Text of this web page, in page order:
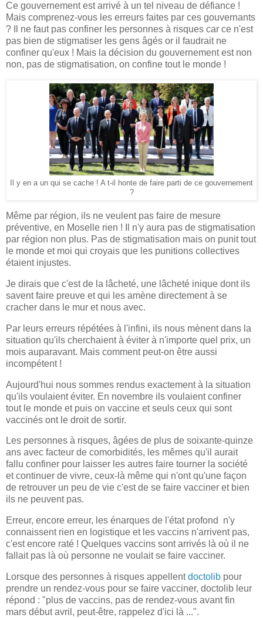
Ce gouvernement est arrivé à un tel niveau de défiance !
Mais comprenez-vous les erreurs faites par ces gouvernants
? Il ne faut pas confiner les personnes à risques car ce n'est
pas bien de stigmatiser les gens âgés or il faudrait ne
confiner qu'eux ! Mais la décision du gouvernement est non
non, pas de stigmatisation, on confine tout le monde !
Il y en a un qui se cache ! A t-il honte de faire parti de ce gouvernement
?
Même par région, ils ne veulent pas faire de mesure
préventive, en Moselle rien ! Il n'y aura pas de stigmatisation
par région non plus. Pas de stigmatisation mais on punit tout
le monde et moi qui croyais que les punitions collectives
étaient injustes.
Je dirais que c'est de la lâcheté, une lâcheté inique dont ils
savent faire preuve et qui les amène directement à se
cracher dans le mur et nous avec.
Par leurs erreurs répétées à l'infini, ils nous mènent dans la
situation qu'ils cherchaient à éviter à n'importe quel prix, un
mois auparavant. Mais comment peut-on être aussi
incompétent !
Aujourd'hui nous sommes rendus exactement à la situation
qu'ils voulaient éviter. En novembre ils voulaient confiner
tout le monde et puis on vaccine et seuls ceux qui sont
vaccinés ont le droit de sortir.
Les personnes à risques, âgées de plus de soixante-quinze
ans avec facteur de comorbidités, les mêmes qu'il aurait
fallu confiner pour laisser les autres faire tourner la société
et continuer de vivre, ceux-là même qui n'ont qu'une façon
de retrouver un peu de vie c'est de se faire vacciner et bien
ils ne peuvent pas.
Erreur, encore erreur, les énarques de l'état profond n'y
connaissent rien en logistique et les vaccins n'arrivent pas,
c'est encore raté ! Quelques vaccins sont arrivés là où il ne
fallait pas là où personne ne voulait se faire vacciner.
Lorsque des personnes à risques appellentdoctolib pour
prendre un rendez-vous pour se faire vacciner, doctolib leur
répond : "plus de vaccins, pas de rendez-vous avant fin
mars début avril, peut-être, rappelez d'ici là ...".